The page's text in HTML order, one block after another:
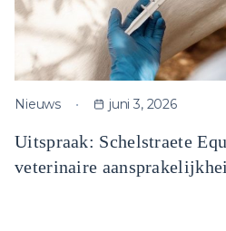
Nieuws juni 3, 2026
Uitspraak: Schelstraete
veterinaire